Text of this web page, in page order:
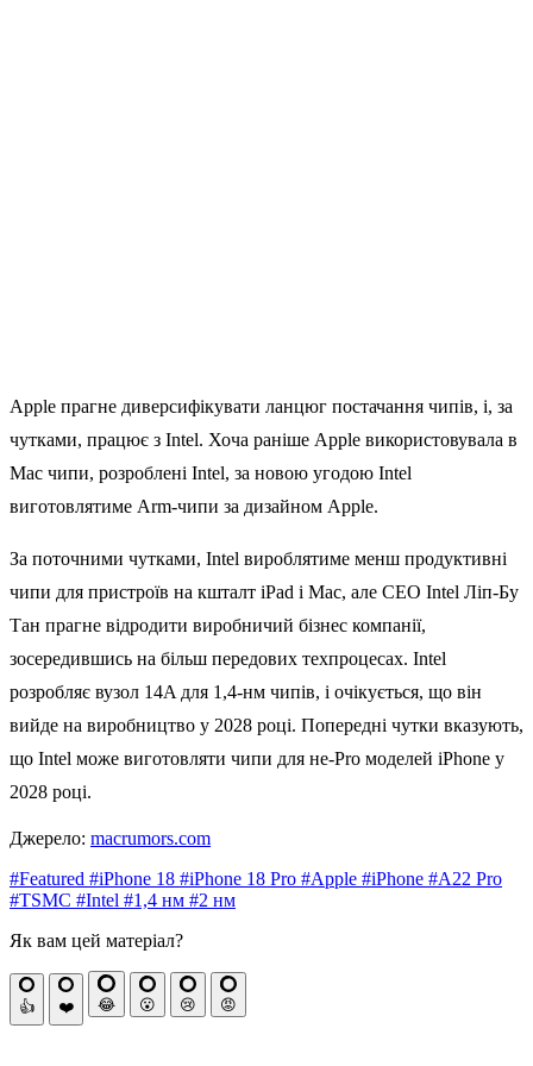
Apple прагне диверсифікувати ланцюг постачання чипів, і, за
чутками, працює з Intel. Хоча раніше Apple використовувала в
Mac чипи, розроблені Intel, за новою угодою Intel
виготовлятиме Arm-чипи за дизайном Apple.
За поточними чутками, Intel вироблятиме менш продуктивні
чипи для пристроїв на кшталт iPad і Mac, але CEO Intel Ліп-Бу
Тан прагне відродити виробничий бізнес компанії,
зосередившись на більш передових техпроцесах. Intel
розробляє вузол 14A для 1,4-нм чипів, і очікується, що він
вийде на виробництво у 2028 році. Попередні чутки вказують,
що Intel може виготовляти чипи для не-Pro моделей iPhone у
2028 році.
Джерело: macrumors.com
#Featured #iPhone 18 #iPhone 18 Pro #Apple #iPhone #A22 Pro
#TSMC #Intel #1,4 нм #2 нм
Як вам цей матеріал?
👍 ❤️ 😂 😮 😢 😡